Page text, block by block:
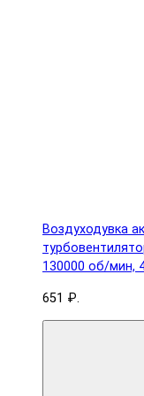
Воздуходувка
130000 об/мин,
651 ₽.